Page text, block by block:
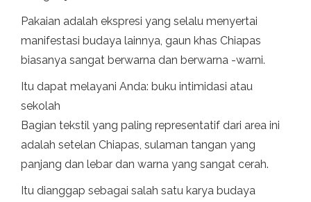
Pakaian adalah ekspresi yang selalu menyertai
manifestasi budaya lainnya, gaun khas Chiapas
biasanya sangat berwarna dan berwarna -warni.
Itu dapat melayani Anda: buku intimidasi atau
sekolah
Bagian tekstil yang paling representatif dari area ini
adalah setelan Chiapas, sulaman tangan yang
panjang dan lebar dan warna yang sangat cerah.
Itu dianggap sebagai salah satu karya budaya